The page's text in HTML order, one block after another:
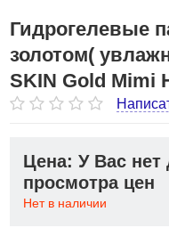
Гидрогелевые
золотом(
SKIN Gold Mimi
Цена: У Вас нет
просмотра цен
Нет в наличии